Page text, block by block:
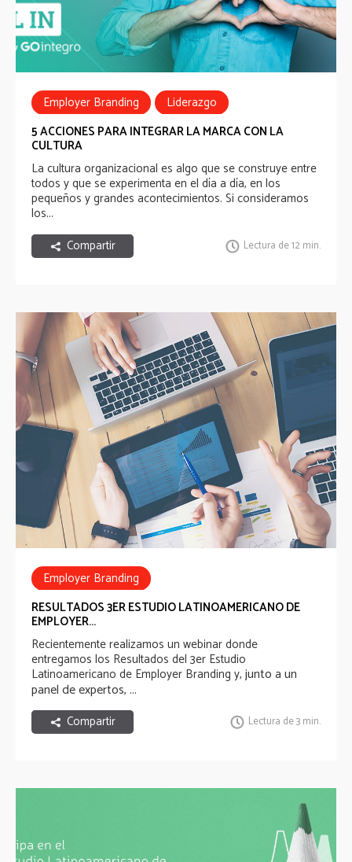
Employer Branding
Liderazgo
Cultura Organizacional
5 ACCIONES PARA INTEGRAR LA MARCA CON LA
CULTURA
La cultura organizacional es algo que se construye entre
todos y que se experimenta en el día a día, en los
pequeños y grandes acontecimientos. Si consideramos
los...
Compartir
Lectura de 12 min.
Employer Branding
RESULTADOS 3ER ESTUDIO LATINOAMERICANO DE
EMPLOYER...
Recientemente realizamos un webinar donde
entregamos los Resultados del 3er Estudio
Latinoamericano de Employer Branding y, junto a un
panel de expertos,...
Compartir Lectura de 3 min.